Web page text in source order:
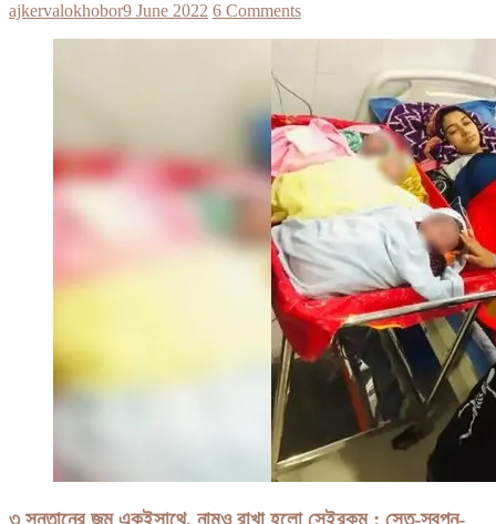
ajkervalokhobor9 June 2022 6 Comments
৩ সন্তানের জন্ম একইসাথে, নামও রাখা হলো সেইরকম : সেতু-স্বপ্ন-